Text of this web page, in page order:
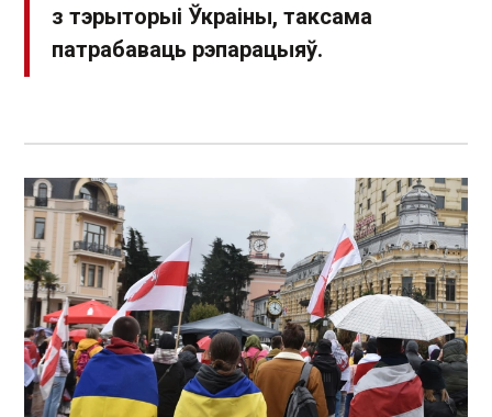
з тэрыторыі Ўкраіны, таксама
патрабаваць рэпарацыяў.